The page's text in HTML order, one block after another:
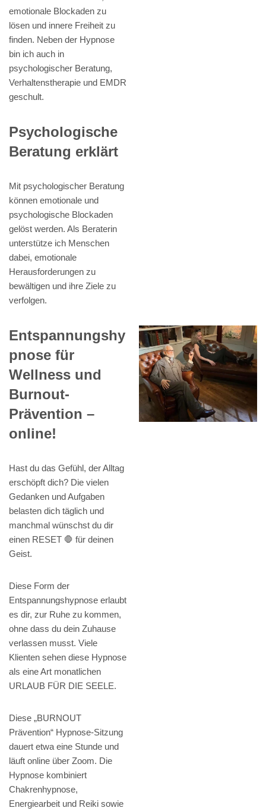
emotionale Blockaden zu
lösen und innere Freiheit zu
finden. Neben der Hypnose
bin ich auch in
psychologischer Beratung,
Verhaltenstherapie und EMDR
geschult.
Psychologische
Beratung erklärt
Mit psychologischer Beratung
können emotionale und
psychologische Blockaden
gelöst werden. Als Beraterin
unterstütze ich Menschen
dabei, emotionale
Herausforderungen zu
bewältigen und ihre Ziele zu
verfolgen.
Entspannungshy
pnose für
Wellness und
Burnout-
Prävention –
online!
Hast du das Gefühl, der Alltag
erschöpft dich? Die vielen
Gedanken und Aufgaben
belasten dich täglich und
manchmal wünschst du dir
einen RESET 🛑 für deinen
Geist.
Diese Form der
Entspannungshypnose erlaubt
es dir, zur Ruhe zu kommen,
ohne dass du dein Zuhause
verlassen musst. Viele
Klienten sehen diese Hypnose
als eine Art monatlichen
URLAUB FÜR DIE SEELE.
Diese „BURNOUT
Prävention“ Hypnose-Sitzung
dauert etwa eine Stunde und
läuft online über Zoom. Die
Hypnose kombiniert
Chakrenhypnose,
Energiearbeit und Reiki sowie